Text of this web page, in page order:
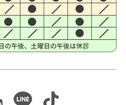
LineTikTok